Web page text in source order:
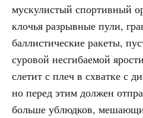
мускулистый спортивный
клочья разрывные пули,
баллистические ракеты,
суровой несгибаемой
слетит с плеч в схватке с
но перед этим должен
больше ублюдков,